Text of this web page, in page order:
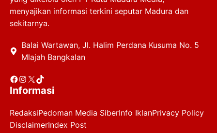
menyajikan informasi terkini seputar Madura dan
sekitarnya.
Balai Wartawan, Jl. Halim Perdana Kusuma No. 5
Mlajah Bangkalan
Facebook
Instagram
X TikTok
Informasi
RedaksiPedoman Media SiberInfo IklanPrivacy Policy
DisclaimerIndex Post